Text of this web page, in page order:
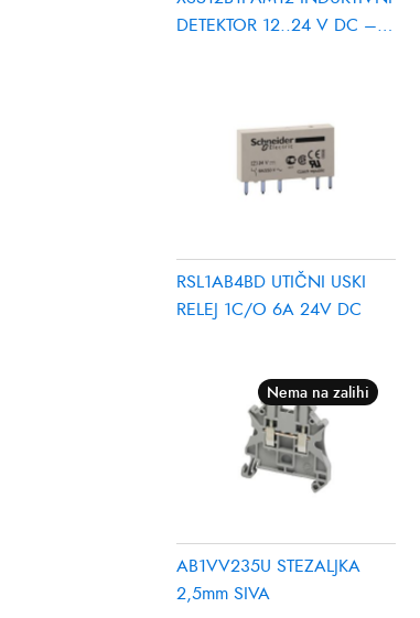
DETEKTOR 12..24 V DC –
RSL1AB4BD UTIČNI USKI
RELEJ 1C/O 6A 24V DC
Nema na zalihi
AB1VV235U STEZALJKA
2,5mm SIVA